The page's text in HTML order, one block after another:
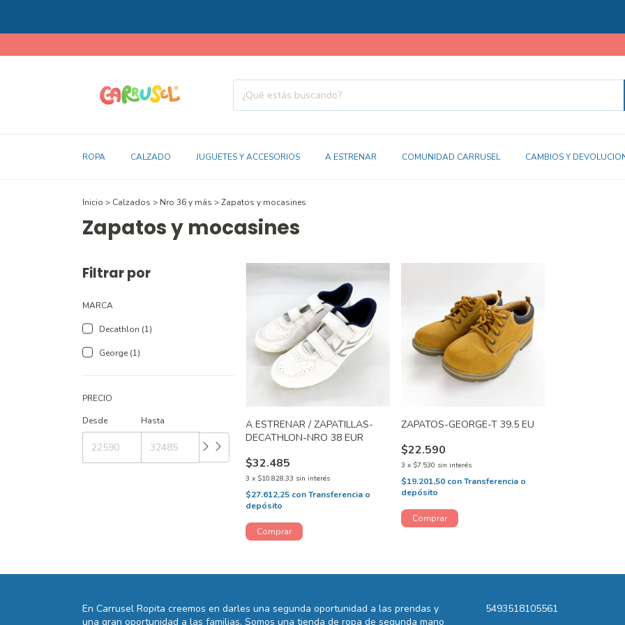
ROPA CALZADO JUGUETES Y ACCESORIOS A ESTRENAR COMUNIDAD CARRUSEL CAMBIOS Y
Inicio > Calzados > Nro 36 y más >Zapatos y mocasines
Zapatos y mocasines
Filtrar por
MARCA
Decathlon (1)
George (1)
PRECIO
Desde
Hasta
A ESTRENAR / ZAPATILLAS-
DECATHLON-NRO 38 EUR
$32.485
3 x $10.828,33 sin interés
$27.612,25 con Transferencia o
depósito
ZAPATOS-GEORGE-T 39.5 EU
$22.590
3 x $7.530 sin interés
$19.201,50 con Transferencia o
depósito
En Carrusel Ropita creemos en darles una segunda oportunidad a las prendas y
una gran oportunidad a las familias. Somos una tienda de ropa de segunda mano
5493518105561